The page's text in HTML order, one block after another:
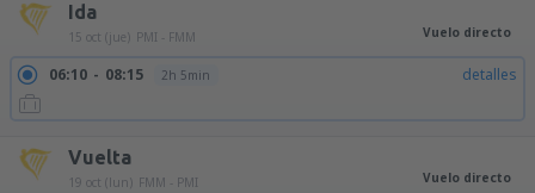
Ida
15 oct (jue) PMI - FMM Vuelo directo
06:10 08:15 2h 5min detalles
Vuelta
19 oct (lun) FMM - PMI Vuelo directo